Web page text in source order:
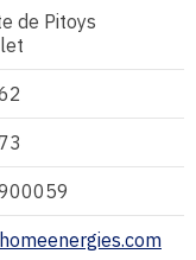
de Pitoys